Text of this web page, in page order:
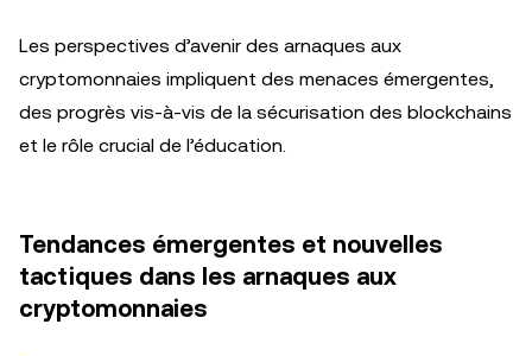
Les perspectives d’avenir des arnaques aux
cryptomonnaies impliquent des menaces émergentes,
des progrès vis-à-vis de la sécurisation des blockchains
et le rôle crucial de l’éducation.
Tendances émergentes et nouvelles
tactiques dans les arnaques aux
cryptomonnaies